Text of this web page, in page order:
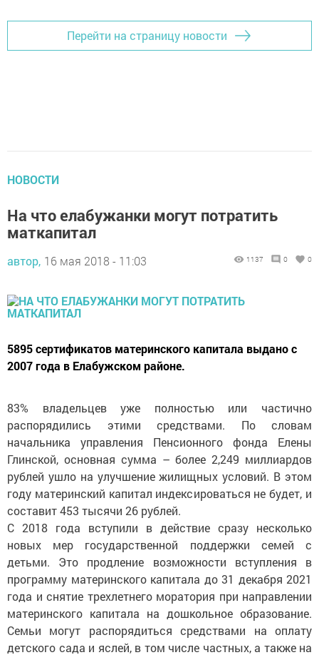
Перейти на страницу новости
НОВОСТИ
На что елабужанки могут потратить
маткапитал
автор, 16 мая 2018 - 11:03 1137 0 0
5895 сертификатов материнского капитала выдано с
2007 года в Елабужском районе.
83% владельцев уже полностью или частично
распорядились этими средствами. По словам
начальника управления Пенсионного фонда Елены
Глинской, основная сумма – более 2,249 миллиардов
рублей ушло на улучшение жилищных условий. В этом
году материнский капитал индексироваться не будет, и
составит 453 тысячи 26 рублей.
С 2018 года вступили в действие сразу несколько
новых мер государственной поддержки семей с
детьми. Это продление возможности вступления в
программу материнского капитала до 31 декабря 2021
года и снятие трехлетнего моратория при направлении
материнского капитала на дошкольное образование.
Семьи могут распорядиться средствами на оплату
детского сада и яслей, в том числе частных, а также на